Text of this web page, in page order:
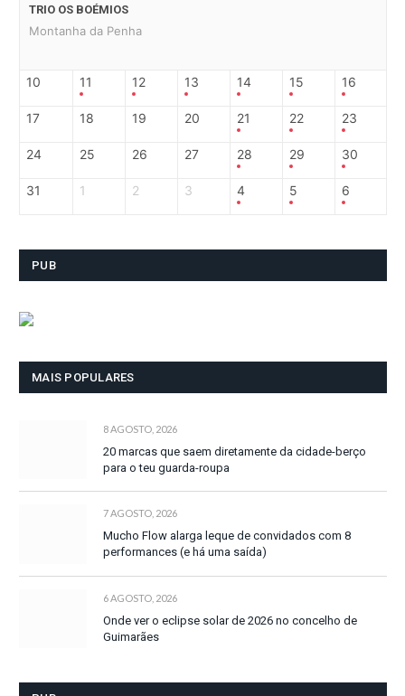
TRIO OS BOÉMIOS
Montanha da Penha
10 11 12 13 14 15 16
17 18 19 20 21 22 23
24 25 26 27 28 29 30
31 1 2 3 4 5 6
PUB
MAIS POPULARES
8 AGOSTO, 2026
20 marcas que saem diretamente da cidade-berço
para o teu guarda-roupa
7 AGOSTO, 2026
Mucho Flow alarga leque de convidados com 8
performances (e há uma saída)
6 AGOSTO, 2026
Onde ver o eclipse solar de 2026 no concelho de
Guimarães